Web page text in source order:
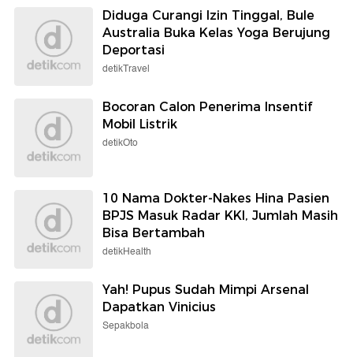
Diduga Curangi Izin Tinggal, Bule
Australia Buka Kelas Yoga Berujung
Deportasi
detikTravel
Bocoran Calon Penerima Insentif
Mobil Listrik
detikOto
10 Nama Dokter-Nakes Hina Pasien
BPJS Masuk Radar KKI, Jumlah Masih
Bisa Bertambah
detikHealth
Yah! Pupus Sudah Mimpi Arsenal
Dapatkan Vinicius
Sepakbola